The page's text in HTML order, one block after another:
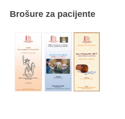
Brošure za pacijente